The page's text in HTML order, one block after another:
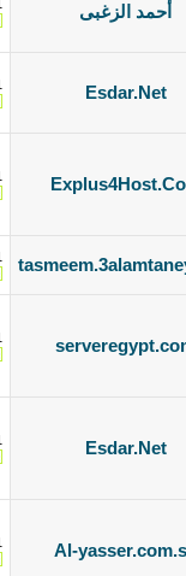
أحمد الزغبى
Esdar.Net
Esdar.Net
Al-